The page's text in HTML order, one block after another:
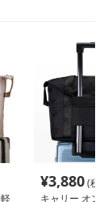
¥3,880(税
キャリー オン